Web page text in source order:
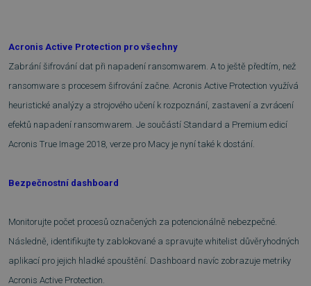
Acronis Active Protection pro všechny
Zabrání šifrování dat při napadení ransomwarem. A to ještě předtím, než
ransomware s procesem šifrování začne. Acronis Active Protection využívá
heuristické analýzy a strojového učení k rozpoznání, zastavení a zvrácení
efektů napadení ransomwarem. Je součástí Standard a Premium edicí
Acronis True Image 2018, verze pro Macy je nyní také k dostání.
Bezpečnostní dashboard
Monitorujte počet procesů označených za potencionálně nebezpečné.
Následně, identifikujte ty zablokované a spravujte whitelist důvěryhodných
aplikací pro jejich hladké spouštění. Dashboard navíc zobrazuje metriky
Acronis Active Protection.
NEZAŘAZENÉ SOUBORY
Nezbytně nutné soubory cookie umožňují
přihlášení uživatele a správa účtu. Webové
stránky nelze bez nezbytně nutných souborů
cookie správně používat.